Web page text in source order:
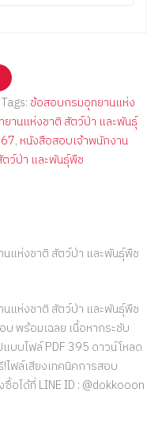
Tags: ข้อสอบกรมอุทยานแห่ง
านแห่งชาติ สัตว์ป่า และพันธุ์
, หนังสือสอบเจ้าพนักงาน
ว์ป่า และพันธุ์พืช
แห่งชาติ สัตว์ป่า และพันธุ์พืช
แห่งชาติ สัตว์ป่า และพันธุ์พืช
พร้อมเฉลย เนื้อหากระชับ
แบบไฟล์ PDF 395 ดาวน์โหลด
ไฟล์เสียงเทคนิคการสอบ
ได้ที่ LINE ID : @dokkooon